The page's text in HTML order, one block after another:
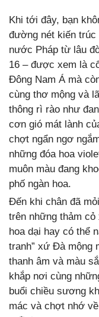
Khi tới đây, bạn
đường nét kiến
nước Pháp từ lâu
16 – được xem là
Đông Nam Á mà
cùng thơ mộng và
thông rì rào như
cơn gió mát lành
chợt ngẩn ngơ
những đóa hoa
muôn màu đang
phố ngàn hoa.
Đến khi chân đã
trên những thảm
hoa dại hay có thể
tranh” xứ Đà mộng
thanh âm và màu
khắp nơi cùng
buổi chiều sương
mác và chợt nhớ